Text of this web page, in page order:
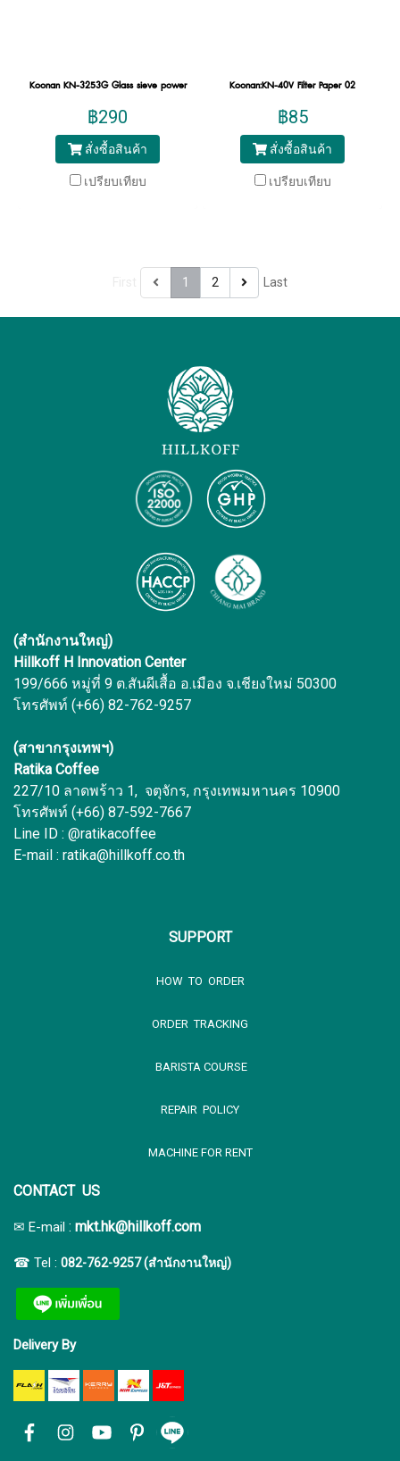
Koonan KN-3253G Glass sieve power
฿290
สั่งซื้อสินค้า
เปรียบเทียบ
Koonan:KN-40V Filter Paper 02
฿85
สั่งซื้อสินค้า
เปรียบเทียบ
1 2 Last
(สำนักงานใหญ่)
Hillkoff H Innovation Center
199/666 หมู่ที่ 9 ต.สันผีเสื้อ อ.เมือง จ.เชียงใหม่ 50300
โทรศัพท์ (+66) 82-762-9257
(สาขากรุงเทพฯ)
Ratika Coffee
227/10 ลาดพร้าว 1, จตุจักร, กรุงเทพมหานคร 10900
โทรศัพท์ (+66) 87-592-7667
Line ID : @ratikacoffee
E-mail : ratika@hillkoff.co.th
SUPPORT
HOW TO ORDER
ORDER TRACKING
BARISTA COURSE
REPAIR POLICY
MACHINE FOR RENT
CONTACT US
✉ E-mail : mkt.hk@hillkoff.com
☎ Tel : 082-762-9257 (สำนักงานใหญ่)
Delivery By